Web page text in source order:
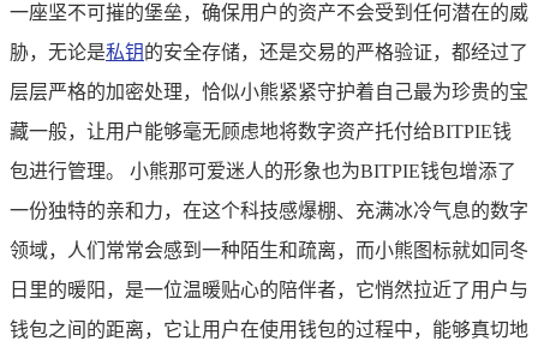
一座坚不可摧的堡垒，确保用户的资产不会受到任何潜在的威
胁，无论是私钥的安全存储，还是交易的严格验证，都经过了
层层严格的加密处理，恰似小熊紧紧守护着自己最为珍贵的宝
藏一般，让用户能够毫无顾虑地将数字资产托付给BITPIE钱
包进行管理。 小熊那可爱迷人的形象也为BITPIE钱包增添了
一份独特的亲和力，在这个科技感爆棚、充满冰冷气息的数字
领域，人们常常会感到一种陌生和疏离，而小熊图标就如同冬
日里的暖阳，是一位温暖贴心的陪伴者，它悄然拉近了用户与
钱包之间的距离，它让用户在使用钱包的过程中，能够真切地